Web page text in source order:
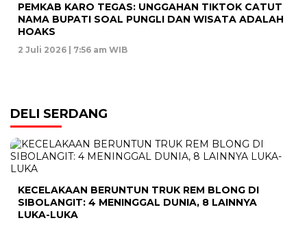
PEMKAB KARO TEGAS: UNGGAHAN TIKTOK CATUT
NAMA BUPATI SOAL PUNGLI DAN WISATA ADALAH
HOAKS
2 Juli 2026 | 7:56 am WIB
DELI SERDANG
KECELAKAAN BERUNTUN TRUK REM BLONG DI
SIBOLANGIT: 4 MENINGGAL DUNIA, 8 LAINNYA
LUKA-LUKA